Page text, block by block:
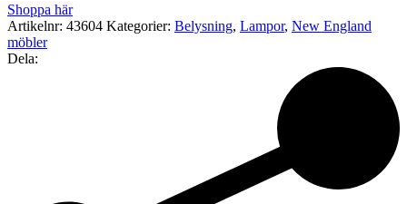
Shoppa här
Artikelnr: 43604 Kategorier: Belysning, Lampor, New England
möbler
Dela: